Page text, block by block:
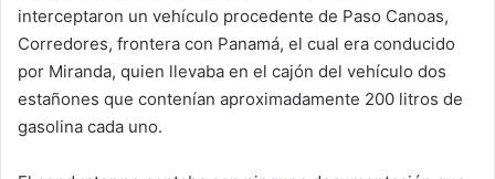
interceptaron un vehículo procedente de Paso Canoas,
Corredores, frontera con Panamá, el cual era conducido
por Miranda, quien llevaba en el cajón del vehículo dos
estañones que contenían aproximadamente 200 litros de
gasolina cada uno.